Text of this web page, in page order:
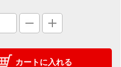
カートに入れる